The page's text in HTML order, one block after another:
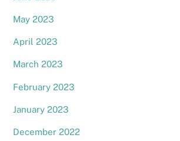
May 2023
April 2023
March 2023
February 2023
January 2023
December 2022